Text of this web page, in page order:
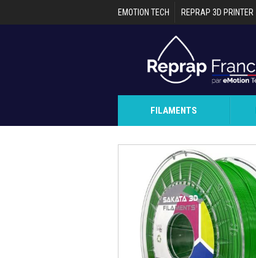
EMOTION TECH REPRAP 3D PRINTER
FILAMENTS